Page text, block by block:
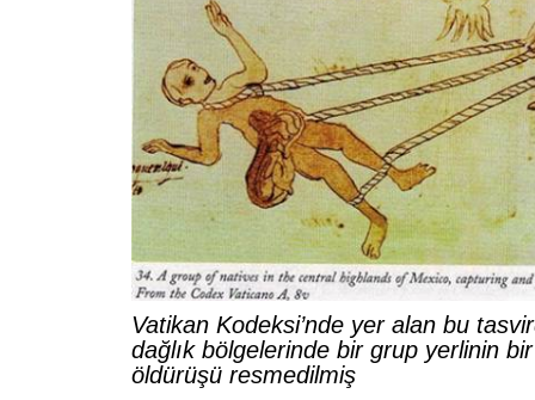
Vatikan Kodeksi’nde yer alan bu
dağlık bölgelerinde bir grup yerlinin
öldürüşü resmedilmiş